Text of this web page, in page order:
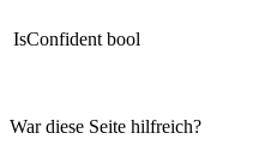
IsConfident bool
War diese Seite hilfreich?